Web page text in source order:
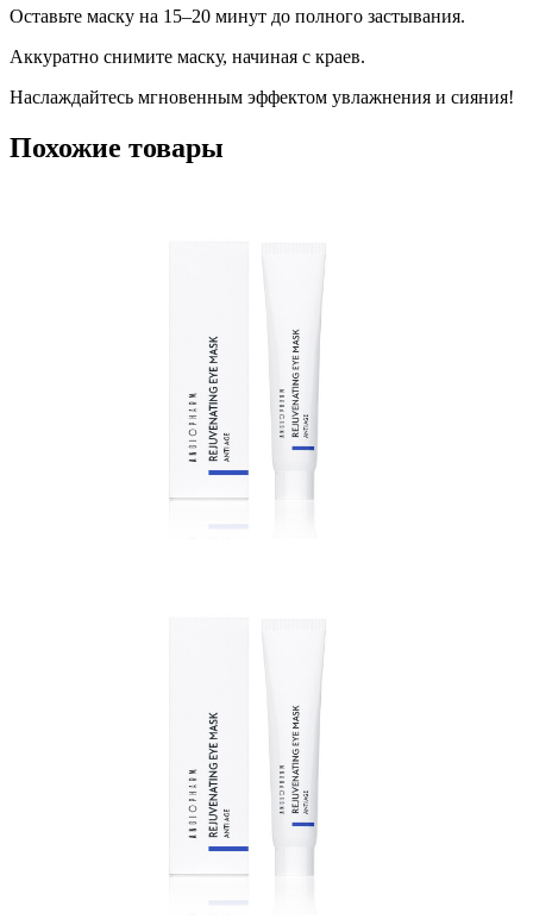
Оставьте маску на 15–20 минут до полного застывания.
Аккуратно снимите маску, начиная с краев.
Наслаждайтесь мгновенным эффектом увлажнения и сияния!
Похожие товары